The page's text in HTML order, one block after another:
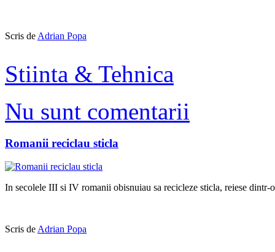
Scris de Adrian Popa
Stiinta & Tehnica
Nu sunt comentarii
Romanii reciclau sticla
In secolele III si IV romanii obisnuiau sa recicleze sticla, reiese
Scris de Adrian Popa